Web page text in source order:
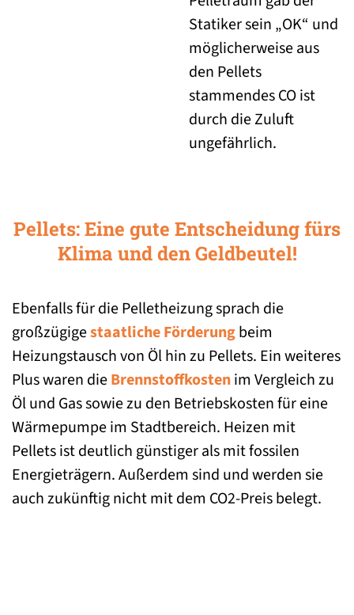
Statiker sein „OK“ und
möglicherweise aus
den Pellets
stammendes CO ist
durch die Zuluft
ungefährlich.
Pellets: Eine gute Entscheidung fürs
Klima und den Geldbeutel!
Ebenfalls für die Pelletheizung sprach die
großzügigestaatliche Förderungbeim
Heizungstausch von Öl hin zu Pellets. Ein weiteres
Plus waren dieBrennstoffkostenim Vergleich zu
Öl und Gas sowie zu den Betriebskosten für eine
Wärmepumpe im Stadtbereich. Heizen mit
Pellets ist deutlich günstiger als mit fossilen
Energieträgern. Außerdem sind und werden sie
auch zukünftig nicht mit dem CO2-Preis belegt.